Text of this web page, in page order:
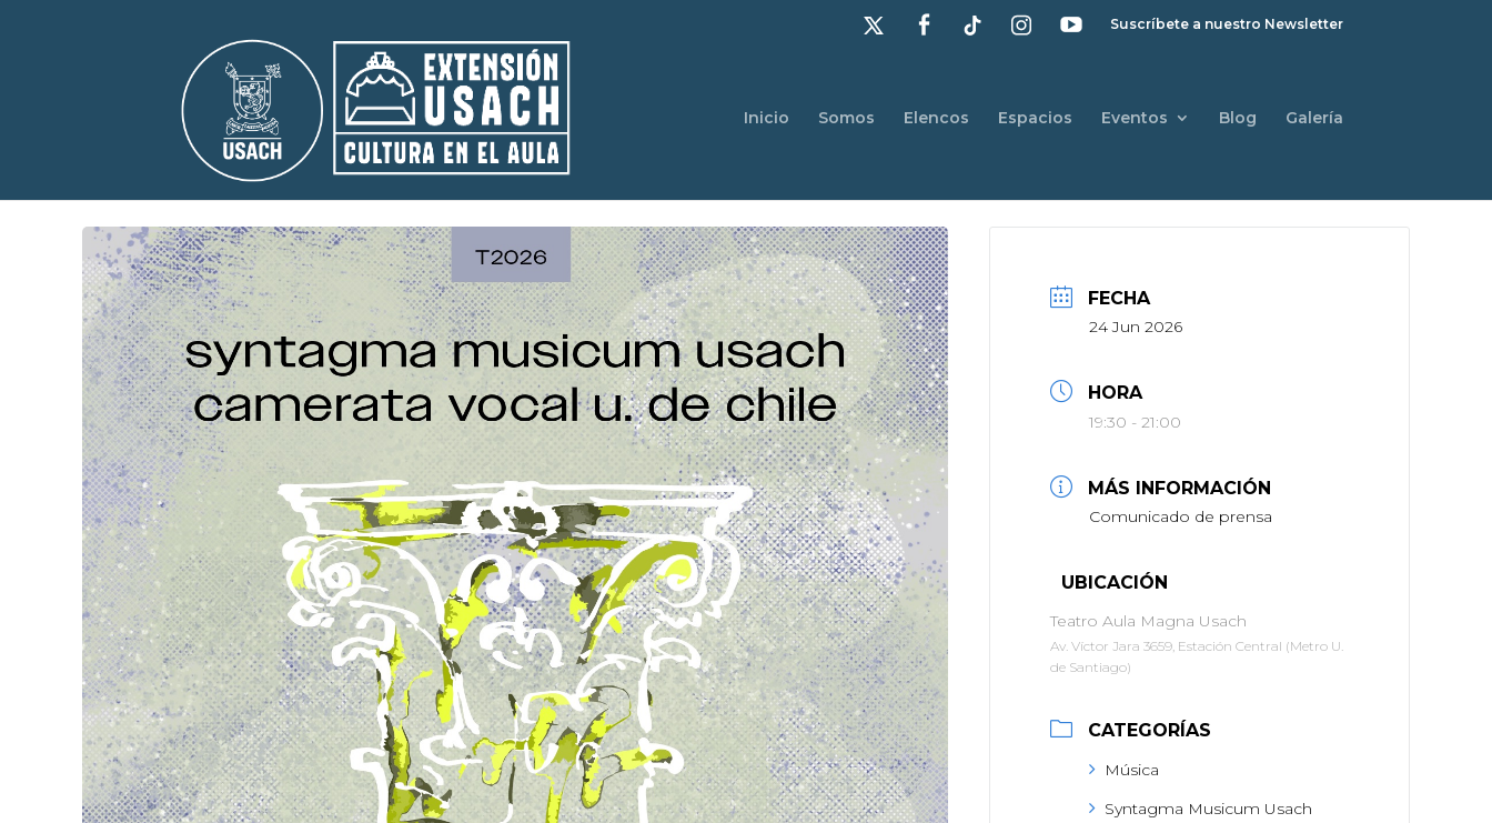
Suscríbete a nuestro Newsletter
Inicio Somos Elencos Espacios Eventos Blog Galería
FECHA
24 Jun 2026
HORA
19:30 - 21:00
MÁS INFORMACIÓN
Comunicado de prensa
UBICACIÓN
Teatro Aula Magna Usach
Av. Víctor Jara 3659, Estación Central (Metro U.
de Santiago)
CATEGORÍAS
Música
Syntagma Musicum Usach